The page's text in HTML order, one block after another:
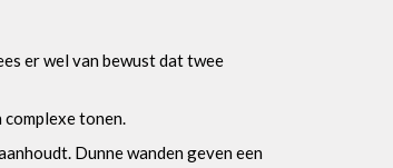
er wel van bewust dat twee
complexe tonen.
Dunne wanden geven een